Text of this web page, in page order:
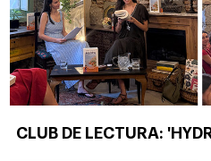
CLUB DE LECTURA: